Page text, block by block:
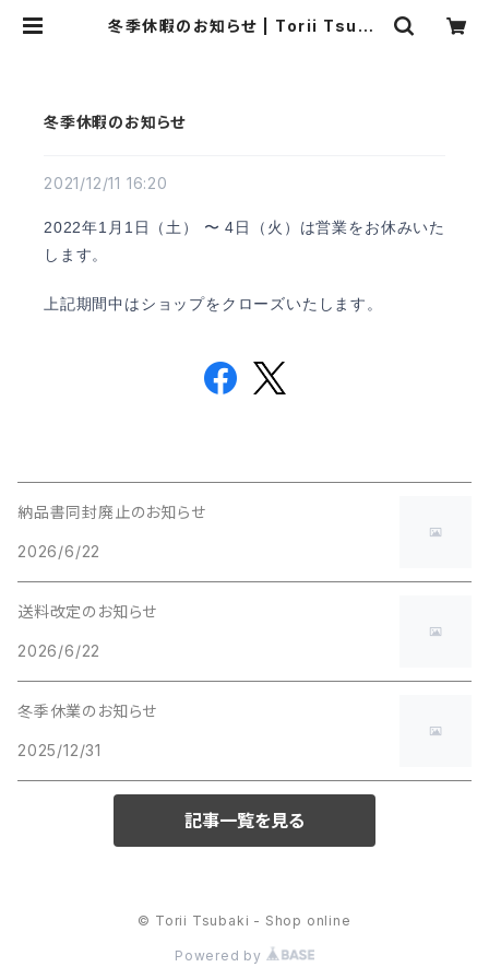
冬季休暇のお知らせ | Torii Tsuba
冬季休暇のお知らせ
2021/12/11 16:20
2022年1月1日（土） 〜 4日（火）は営業をお休みいた
します。
上記期間中はショップをクローズいたします。
納品書同封廃止のお知らせ
2026/6/22
送料改定のお知らせ
2026/6/22
冬季休業のお知らせ
2025/12/31
記事一覧を見る
© Torii Tsubaki - Shop online
Powered by